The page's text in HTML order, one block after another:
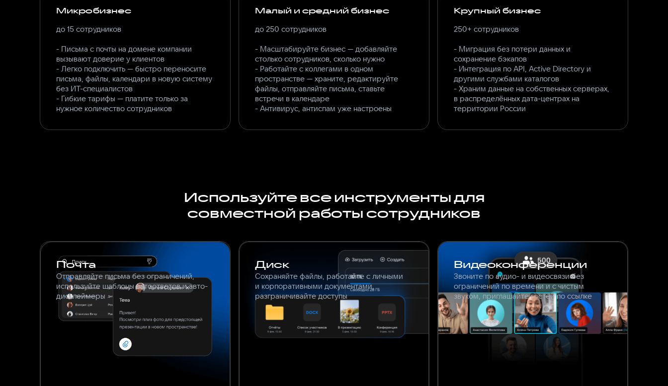
Микробизнес
до 15 сотрудников
- Письма с почты на домене компании
вызывают доверие у клиентов
- Легко подключить — быстро переносите
письма, файлы, календари в новую систему
без ИТ-специалистов
- Гибкие тарифы — платите только за
нужное количество сотрудников
Малый и средний бизнес
до 250 сотрудников
- Масштабируйте бизнес — добавляйте
столько сотрудников, сколько нужно
- Работайте с коллегами в одном
пространстве — храните, редактируйте
файлы, отправляйте письма, ставьте
встречи в календаре
- Антивирус, антиспам уже настроены
Крупный бизнес
250+ сотрудников
- Миграция без потери данных и
сохранение бэкапов
- Интеграция по API, Active Directory и
другими службами каталогов
- Храним данные на собственных серверах,
в распределённых дата-центрах на
территории России
Используйте все инструменты для
совместной работы сотрудников
Почта
Отправляйте письма без ограничений,
используйте шаблоны автоответов и авто-
дисклеймеры
Диск
Сохраняйте файлы, работайте с личными
и корпоративными документами,
разграничивайте доступы
Видеоконференции
Звоните по аудио- и видеосвязи без
ограничений по времени и с чистым
звуком, приглашайте гостей по ссылке